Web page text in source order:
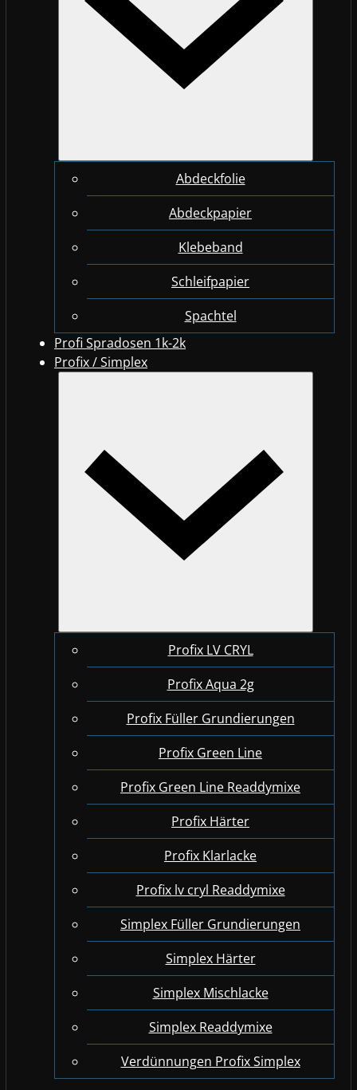
Abdeckfolie
Abdeckpapier
Klebeband
Schleifpapier
Spachtel
Profi Spradosen 1k-2k
Profix / Simplex
Profix LV CRYL
Profix Aqua 2g
Profix Füller Grundierungen
Profix Green Line
Profix Green Line Readdymixe
Profix Härter
Profix Klarlacke
Profix lv cryl Readdymixe
Simplex Füller Grundierungen
Simplex Härter
Simplex Mischlacke
Simplex Readdymixe
Verdünnungen Profix Simplex